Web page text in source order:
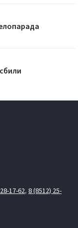
17-62, 8 (8512) 25-